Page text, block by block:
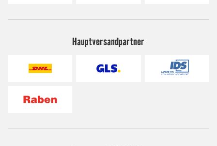
Hauptversandpartner